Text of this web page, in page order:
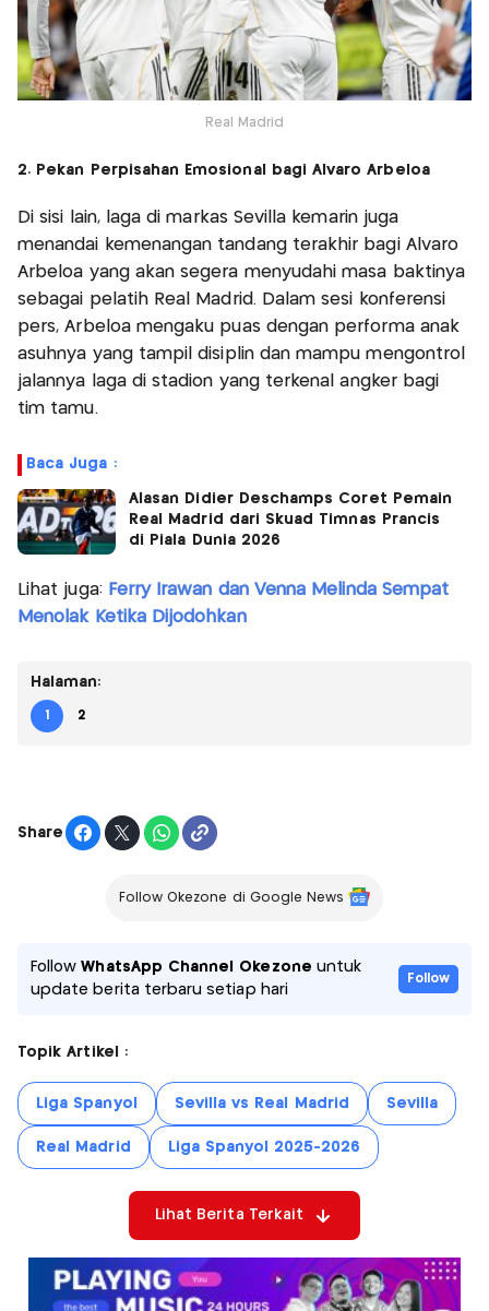
Real Madrid
2. Pekan Perpisahan Emosional bagi Alvaro Arbeloa
Di sisi lain, laga di markas Sevilla kemarin juga
menandai kemenangan tandang terakhir bagi Álvaro
Arbeloa yang akan segera menyudahi masa baktinya
sebagai pelatih Real Madrid. Dalam sesi konferensi
pers, Arbeloa mengaku puas dengan performa anak
asuhnya yang tampil disiplin dan mampu mengontrol
jalannya laga di stadion yang terkenal angker bagi
tim tamu.
Baca Juga :
Alasan Didier Deschamps Coret Pemain
Real Madrid dari Skuad Timnas Prancis
di Piala Dunia 2026
Lihat juga: Ferry Irawan dan Venna Melinda Sempat
Menolak Ketika Dijodohkan
Halaman:
1 2
Share
Follow Okezone di Google News
FollowWhatsApp Channel Okezone untuk
update berita terbaru setiap hari
Follow
Topik Artikel :
Liga Spanyol Sevilla vs Real Madrid Sevilla
Real Madrid Liga Spanyol 2025-2026
Lihat Berita Terkait